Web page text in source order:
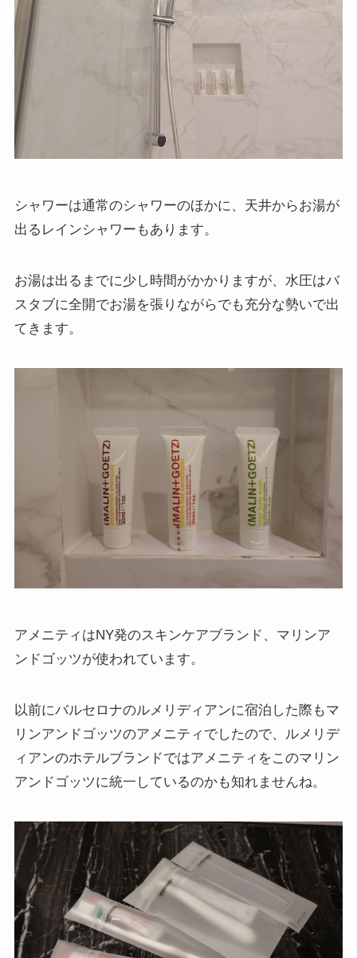
シャワーは通常のシャワーのほかに、天井からお湯が
出るレインシャワーもあります。
お湯は出るまでに少し時間がかかりますが、水圧はバ
スタブに全開でお湯を張りながらでも充分な勢いで出
てきます。
アメニティはNY発のスキンケアブランド、マリンア
ンドゴッツが使われています。
以前にバルセロナのルメリディアンに宿泊した際もマ
リンアンドゴッツのアメニティでしたので、ルメリデ
ィアンのホテルブランドではアメニティをこのマリン
アンドゴッツに統一しているのかも知れませんね。